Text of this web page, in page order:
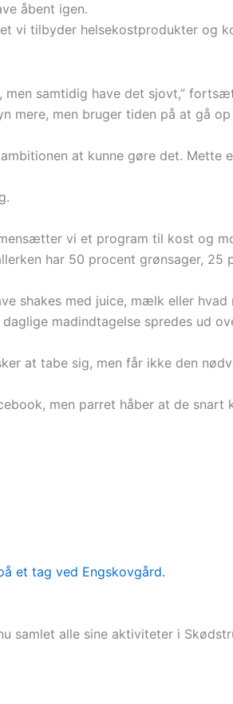
åbent igen.
vi tilbyder helsekostprodukter og
samtidig have det sjovt,”
mere, men bruger tiden på at gå
at kunne gøre det. Mette
vi et program til kost og
har 50 procent grønsager,
shakes med juice, mælk eller
madindtagelse spredes ud
at tabe sig, men får ikke den
men parret håber at de
samlet alle sine aktiviteter i